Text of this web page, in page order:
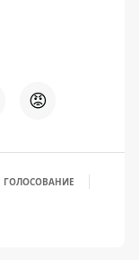
😡
ГОЛОСОВАНИЕ